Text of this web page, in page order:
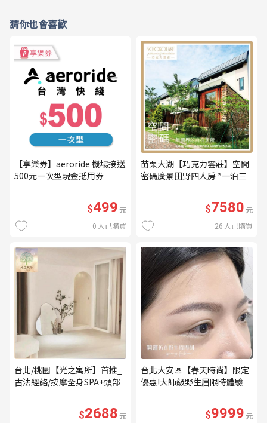
猜你也會喜歡
【享樂券】aeroride 機場接送
500元一次型現金抵用券
$499元
0 人已購買
苗栗大湖【巧克力雲莊】空間
密碼廣景田野四人房 *一泊三
$7580元
26 人已購買
台北/桃園【光之寓所】首推_
古法經絡/按摩全身SPA+頭部
$2688元
台北大安區【春天時尚】限定
優惠!大師級野生眉限時體驗
優惠券（無補色） (MO)
$9999元